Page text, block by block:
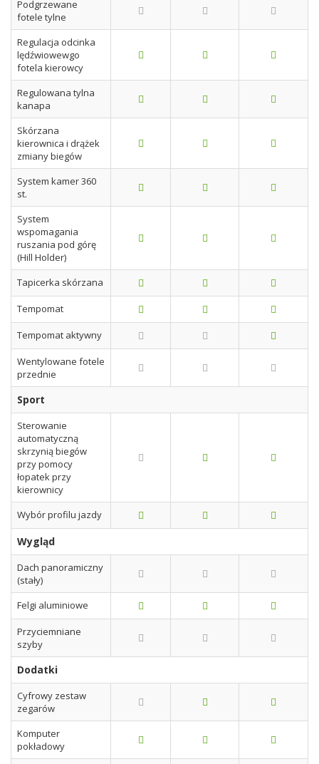
Podgrzewane
fotele tylne
Regulacja odcinka
lędźwiowewgo
fotela kierowcy
Regulowana tylna
kanapa
Skórzana
kierownica i drążek
zmiany biegów
System kamer 360
st.
System
wspomagania
ruszania pod górę
(Hill Holder)
Tapicerka skórzana
Tempomat
Tempomat aktywny
Wentylowane fotele
przednie
Sport
Sterowanie
automatyczną
skrzynią biegów
przy pomocy
łopatek przy
kierownicy
Wybór profilu jazdy
Wygląd
Dach panoramiczny
(stały)
Felgi aluminiowe
Przyciemniane
szyby
Dodatki
Cyfrowy zestaw
zegarów
Komputer
pokładowy